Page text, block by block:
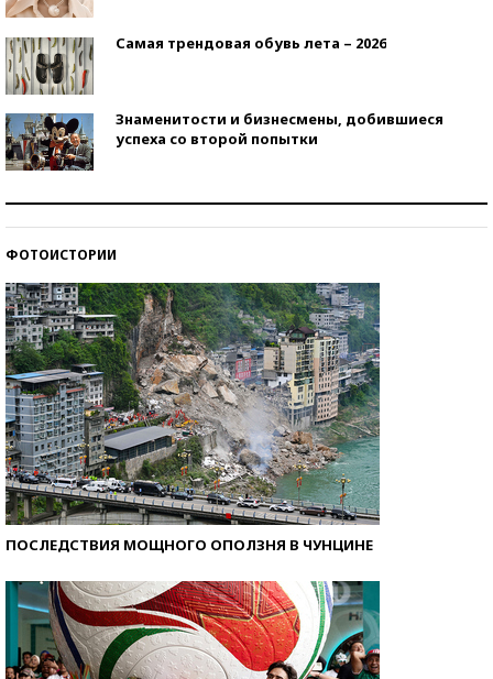
Самая трендовая обувь лета – 2026
Знаменитости и бизнесмены, добившиеся
успеха со второй попытки
ФОТОИСТОРИИ
ПОСЛЕДСТВИЯ МОЩНОГО ОПОЛЗНЯ В ЧУНЦИНЕ